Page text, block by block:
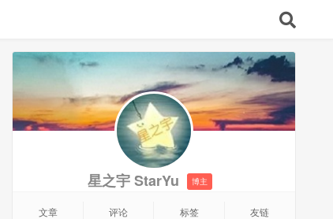
星之宇 StarYu 博主
文章 评论 标签 友链